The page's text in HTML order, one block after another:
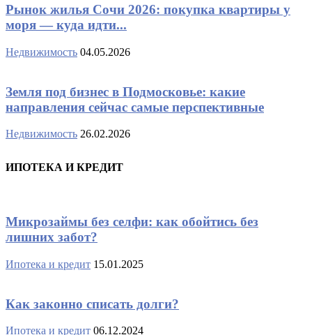
Рынок жилья Сочи 2026: покупка квартиры у
моря — куда идти...
Недвижимость 04.05.2026
Земля под бизнес в Подмосковье: какие
направления сейчас самые перспективные
Недвижимость 26.02.2026
ИПОТЕКА И КРЕДИТ
Микрозаймы без селфи: как обойтись без
лишних забот?
Ипотека и кредит 15.01.2025
Как законно списать долги?
Ипотека и кредит 06.12.2024